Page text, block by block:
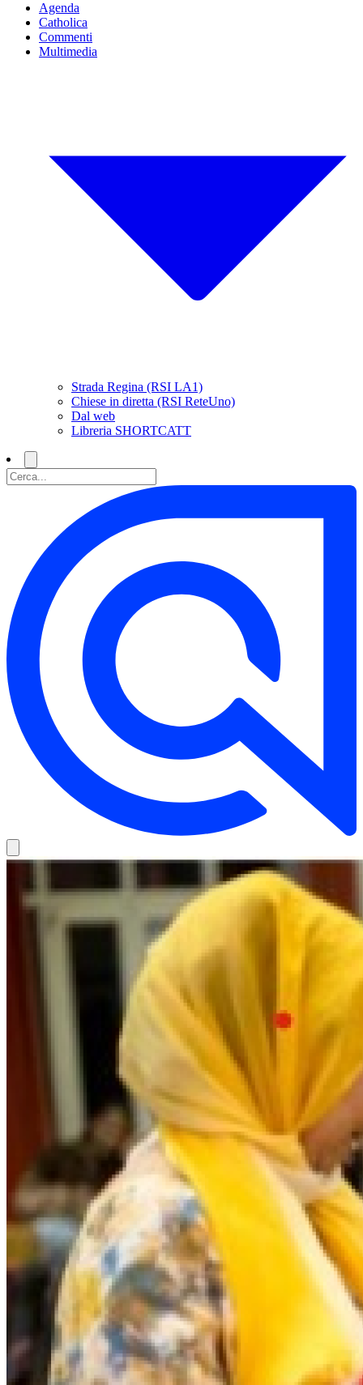
Agenda
Catholica
Commenti
Multimedia
Strada Regina (RSI LA1)
Chiese in diretta (RSI ReteUno)
Dal web
Libreria SHORTCATT